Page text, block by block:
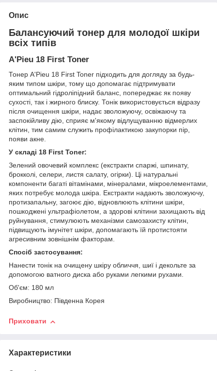
Опис
Балансуючий тонер для молодої шкіри
всіх типів
A'Pieu 18 First Toner
Тонер A'Pieu 18 First Toner підходить для догляду за будь-
яким типом шкіри, тому що допомагає підтримувати
оптимальний гідроліпідний баланс, попереджає як появу
сухості, так і жирного блиску. Тонік використовується відразу
після очищення шкіри, надає зволожуючу, освіжаючу та
заспокійливу дію, сприяє м'якому відлущуванню відмерлих
клітин, тим самим служить профілактикою закупорки пір,
появи акне.
У складі 18 First Toner:
Зелений овочевий комплекс (екстракти спаржі, шпинату,
брокколі, селери, листя салату, огірки). Ці натуральні
компоненти багаті вітамінами, мінералами, мікроелементами,
яких потребує молода шкіра. Екстракти надають зволожуючу,
протизапальну, загоює дію, відновлюють клітини шкіри,
пошкоджені ультрафіолетом, а здорові клітини захищають від
руйнування, стимулюють механізми самозахисту клітин,
підвищують імунітет шкіри, допомагають їй протистояти
агресивним зовнішнім факторам.
Спосіб застосування:
Нанести тонік на очищену шкіру обличчя, шиї і декольте за
допомогою ватного диска або руками легкими рухами.
Об'єм: 180 мл
Виробництво: Південна Корея
Приховати
Характеристики